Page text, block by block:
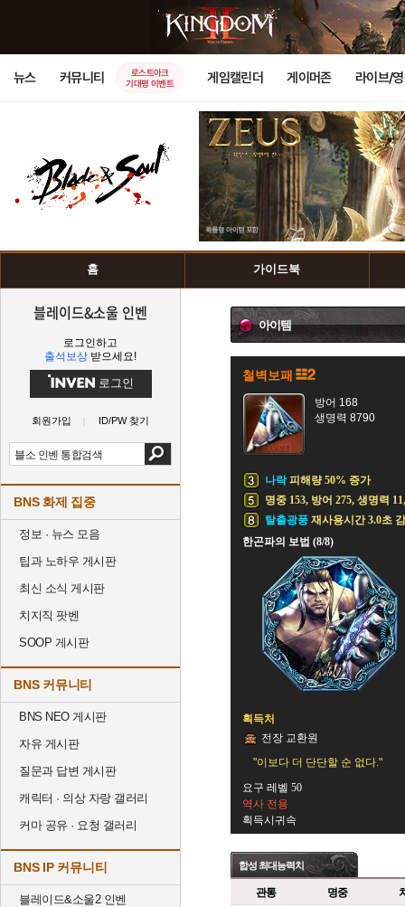
뉴스 커뮤니티
로스트아크
기대평 이벤트
게임캘린더 게이머존 라이브/
홈 가이드북
블레이드&소울 인벤
로그인하고
출석보상 받으세요!
로그인
회원가입 ID/PW 찾기
BNS 화제 집중
정보 · 뉴스 모음
팁과 노하우 게시판
최신 소식 게시판
치지직 팟벤
SOOP 게시판
BNS 커뮤니티
BNS NEO 게시판
자유 게시판
질문과 답변 게시판
캐릭터 · 의상 자랑 갤러리
커마 공유 · 요청 갤러리
BNS IP 커뮤니티
블레이드&소울2 인벤
아이템
철벽보패
방어 168
생명력 8790
나락피해량 50% 증가
명중 153, 방어 275, 생명력
탈출광풍 재사용시간 3.0초
한곤파의 보법 (8/8)
획득처
전장 교환원
"이보다 더 단단할 순 없다."
요구 레벨 50
역사 전용
획득시귀속
합성 최대능력치
관통 명중